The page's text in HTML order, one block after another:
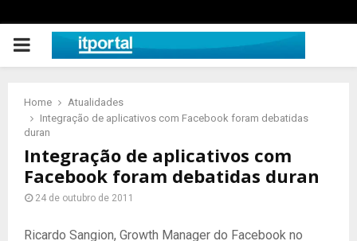
PRIMARY
Home
Atualidades
Integração de aplicativos com Facebook foram debatidas
duran
Integração de aplicativos com
Facebook foram debatidas duran
24 de outubro de 2011
Ricardo Sangion, Growth Manager do Facebook no